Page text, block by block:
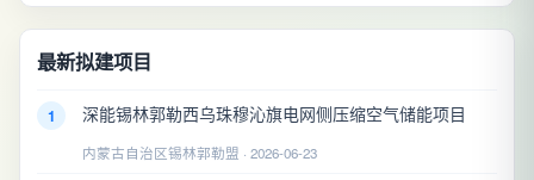
最新拟建项目
1 深能锡林郭勒西乌珠穆沁旗电网侧压缩空气储能项目
内蒙古自治区锡林郭勒盟 · 2026-06-23